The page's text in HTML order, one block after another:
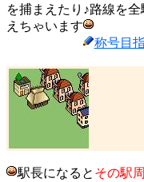
を捕まえたり♪路線を
えちゃいます
称号目
駅長になると その駅